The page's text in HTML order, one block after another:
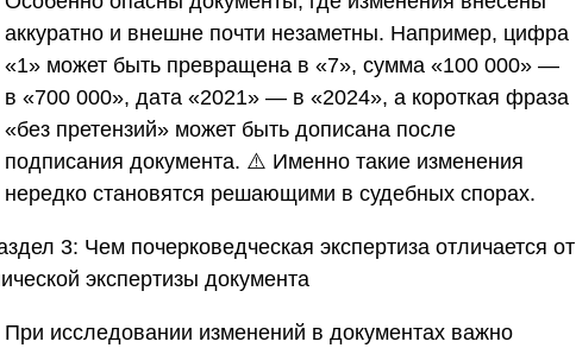
аккуратно и внешне почти незаметны. Например, цифра
«1» может быть превращена в «7», сумма «100 000» —
в «700 000», дата «2021» — в «2024», а короткая фраза
«без претензий» может быть дописана после
подписания документа. ⚠️ Именно такие изменения
нередко становятся решающими в судебных спорах.
3: Чем почерковедческая экспертиза отличается от
экспертизы документа
При исследовании изменений в документах важно